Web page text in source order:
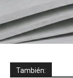
También: